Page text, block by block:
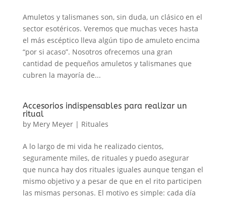
Amuletos y talismanes son, sin duda, un clásico en el
sector esotéricos. Veremos que muchas veces hasta
el más escéptico lleva algún tipo de amuleto encima
“por si acaso”. Nosotros ofrecemos una gran
cantidad de pequeños amuletos y talismanes que
cubren la mayoría de...
Accesorios indispensables para realizar un
ritual
by Mery Meyer| Rituales
A lo largo de mi vida he realizado cientos,
seguramente miles, de rituales y puedo asegurar
que nunca hay dos rituales iguales aunque tengan el
mismo objetivo y a pesar de que en el rito participen
las mismas personas. El motivo es simple: cada día